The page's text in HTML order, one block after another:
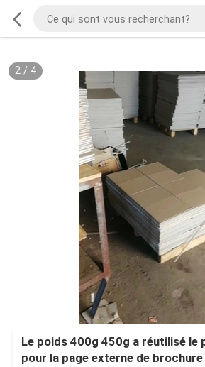
2/ 4
Le poids 400g 450g a réutilisé le
pour la page externe de brochure